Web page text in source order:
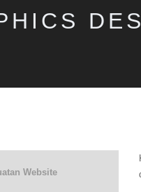
Website